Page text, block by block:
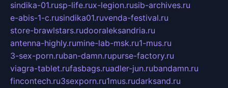
sindika-01.rusp-life.rux-legion.rusib-archives.ru
e-abis-1-c.rusindika01.ruvenda-festival.ru
store-brawlstars.rudooraleksandria.ru
antenna-highly.rumine-lab-msk.ru1-mus.ru
3-sex-porn.ruban-damn.rupurse-factory.ru
viagra-tablet.rufasbags.ruadler-jun.rubandamn.ru
fincontech.ru3sexporn.ru1mus.rudarksand.ru